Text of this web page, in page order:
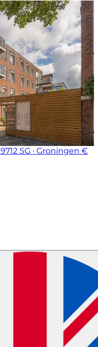
9712 SG · Groningen €